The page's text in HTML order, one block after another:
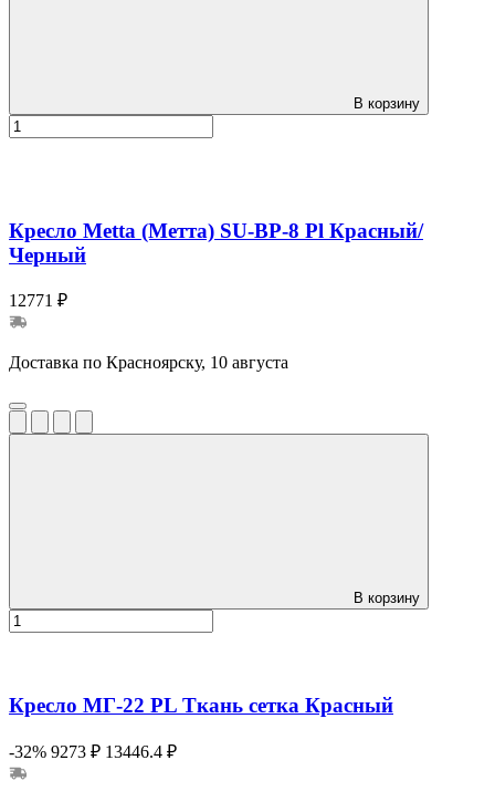
В корзину
Кресло Metta (Метта) SU-BP-8 Pl Красный/
Черный
12771 ₽
Доставка по Красноярску, 10 августа
В корзину
Кресло МГ-22 PL Ткань сетка Красный
-32% 9273 ₽ 13446.4 ₽